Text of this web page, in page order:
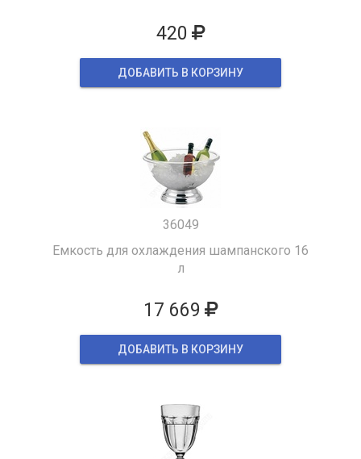
420
ДОБАВИТЬ В КОРЗИНУ
36049
Емкость для охлаждения шампанского 16
л
17 669
ДОБАВИТЬ В КОРЗИНУ